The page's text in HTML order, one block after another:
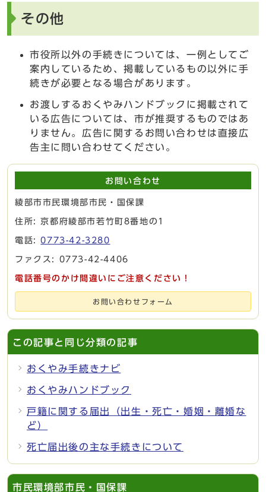
その他
市役所以外の手続きについては、一例としてご
案内しているため、掲載しているもの以外に手
続きが必要となる場合があります。
お渡しするおくやみハンドブックに掲載されて
いる広告については、市が推奨するものではあ
りません。広告に関するお問い合わせは直接広
告主に問い合わせてください。
お問い合わせ
綾部市市民環境部市民・国保課
住所: 京都府綾部市若竹町8番地の1
電話:0773-42-3280
ファクス: 0773-42-4406
電話番号のかけ間違いにご注意ください！
お問い合わせフォーム
この記事と同じ分類の記事
おくやみ手続きナビ
おくやみハンドブック
戸籍に関する届出（出生・死亡・婚姻・離婚な
ど）
死亡届出後の主な手続きについて
市民環境部市民・国保課